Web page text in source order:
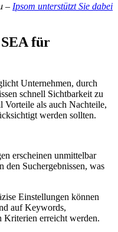
– Ipsom unterstützt Sie dabei
für
Unternehmen, durch
schnell Sichtbarkeit zu
Vorteile als auch Nachteile,
werden sollten.
erscheinen unmittelbar
den Suchergebnissen, was
Einstellungen können
auf Keywords,
Kriterien erreicht werden.